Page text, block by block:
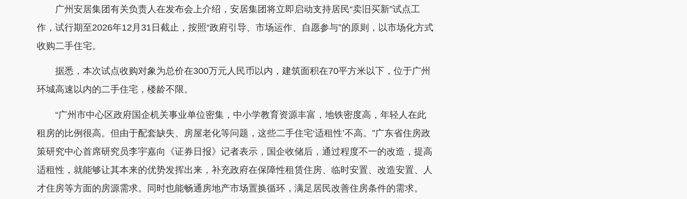
广州安居集团有关负责人在发布会上介绍，安居集团将立即启动支持居民“卖旧买新”试点工
作，试行期至2026年12月31日截止，按照“政府引导、市场运作、自愿参与”的原则，以市场化方式
收购二手住宅。
据悉，本次试点收购对象为总价在300万元人民币以内，建筑面积在70平方米以下，位于广州
环城高速以内的二手住宅，楼龄不限。
“广州市中心区政府国企机关事业单位密集，中小学教育资源丰富，地铁密度高，年轻人在此
租房的比例很高。但由于配套缺失、房屋老化等问题，这些二手住宅‘适租性’不高。”广东省住房政
策研究中心首席研究员李宇嘉向《证券日报》记者表示，国企收储后，通过程度不一的改造，提高
适租性，就能够让其本来的优势发挥出来，补充政府在保障性租赁住房、临时安置、改造安置、人
才住房等方面的房源需求。同时也能畅通房地产市场置换循环，满足居民改善住房条件的需求。